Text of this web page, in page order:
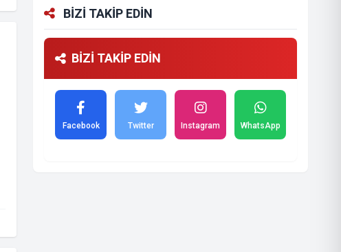
BİZİ TAKİP EDİN
BİZİ TAKİP EDİN
Facebook Twitter Instagram WhatsApp